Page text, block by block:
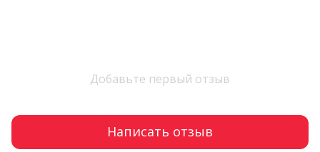
Добавьте первый отзыв
Написать отзыв